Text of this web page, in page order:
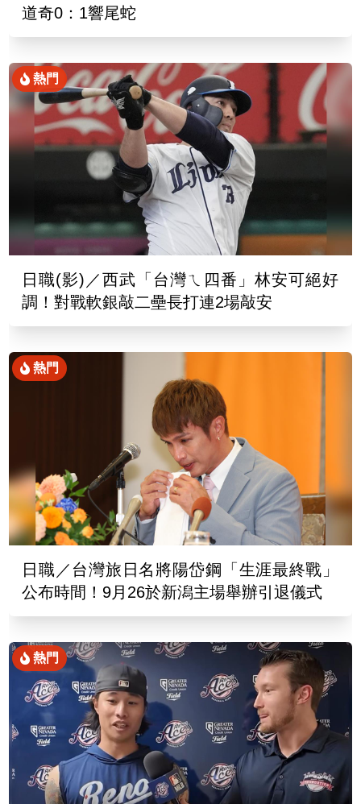
道奇0：1響尾蛇
熱門
日職(影)／西武「台灣ㄟ四番」林安可絕好
調！對戰軟銀敲二壘長打連2場敲安
熱門
日職／台灣旅日名將陽岱鋼「生涯最終戰」
公布時間！9月26於新潟主場舉辦引退儀式
熱門